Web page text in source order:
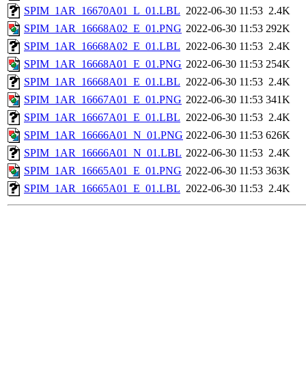
SPIM_1AR_16670A01_L_01.LBL 2022-06-30 11:53 2.4K
SPIM_1AR_16668A02_E_01.PNG 2022-06-30 11:53 292K
SPIM_1AR_16668A02_E_01.LBL 2022-06-30 11:53 2.4K
SPIM_1AR_16668A01_E_01.PNG 2022-06-30 11:53 254K
SPIM_1AR_16668A01_E_01.LBL 2022-06-30 11:53 2.4K
SPIM_1AR_16667A01_E_01.PNG 2022-06-30 11:53 341K
SPIM_1AR_16667A01_E_01.LBL 2022-06-30 11:53 2.4K
SPIM_1AR_16666A01_N_01.PNG 2022-06-30 11:53 626K
SPIM_1AR_16666A01_N_01.LBL 2022-06-30 11:53 2.4K
SPIM_1AR_16665A01_E_01.PNG 2022-06-30 11:53 363K
SPIM_1AR_16665A01_E_01.LBL 2022-06-30 11:53 2.4K